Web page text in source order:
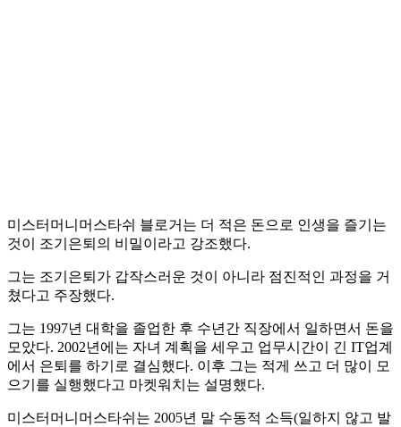
미스터머니머스타쉬 블로거는 더 적은 돈으로 인생을 즐기는
것이 조기은퇴의 비밀이라고 강조했다.
그는 조기은퇴가 갑작스러운 것이 아니라 점진적인 과정을 거
쳤다고 주장했다.
그는 1997년 대학을 졸업한 후 수년간 직장에서 일하면서 돈을
모았다. 2002년에는 자녀 계획을 세우고 업무시간이 긴 IT업계
에서 은퇴를 하기로 결심했다. 이후 그는 적게 쓰고 더 많이 모
으기를 실행했다고 마켓워치는 설명했다.
미스터머니머스타쉬는 2005년 말 수동적 소득(일하지 않고 발